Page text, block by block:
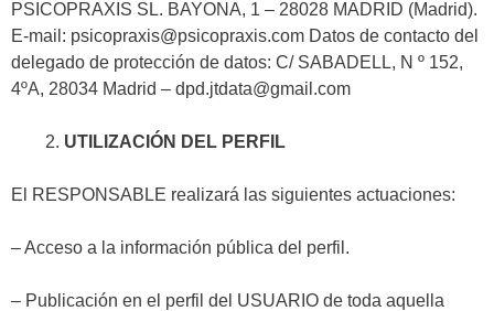
PSICOPRAXIS SL. BAYONA, 1 – 28028 MADRID (Madrid).
E-mail: psicopraxis@psicopraxis.com Datos de contacto del
delegado de protección de datos: C/ SABADELL, N º 152,
4ºA, 28034 Madrid – dpd.jtdata@gmail.com
UTILIZACIÓN DEL PERFIL
El RESPONSABLE realizará las siguientes actuaciones:
– Acceso a la información pública del perfil.
– Publicación en el perfil del USUARIO de toda aquella